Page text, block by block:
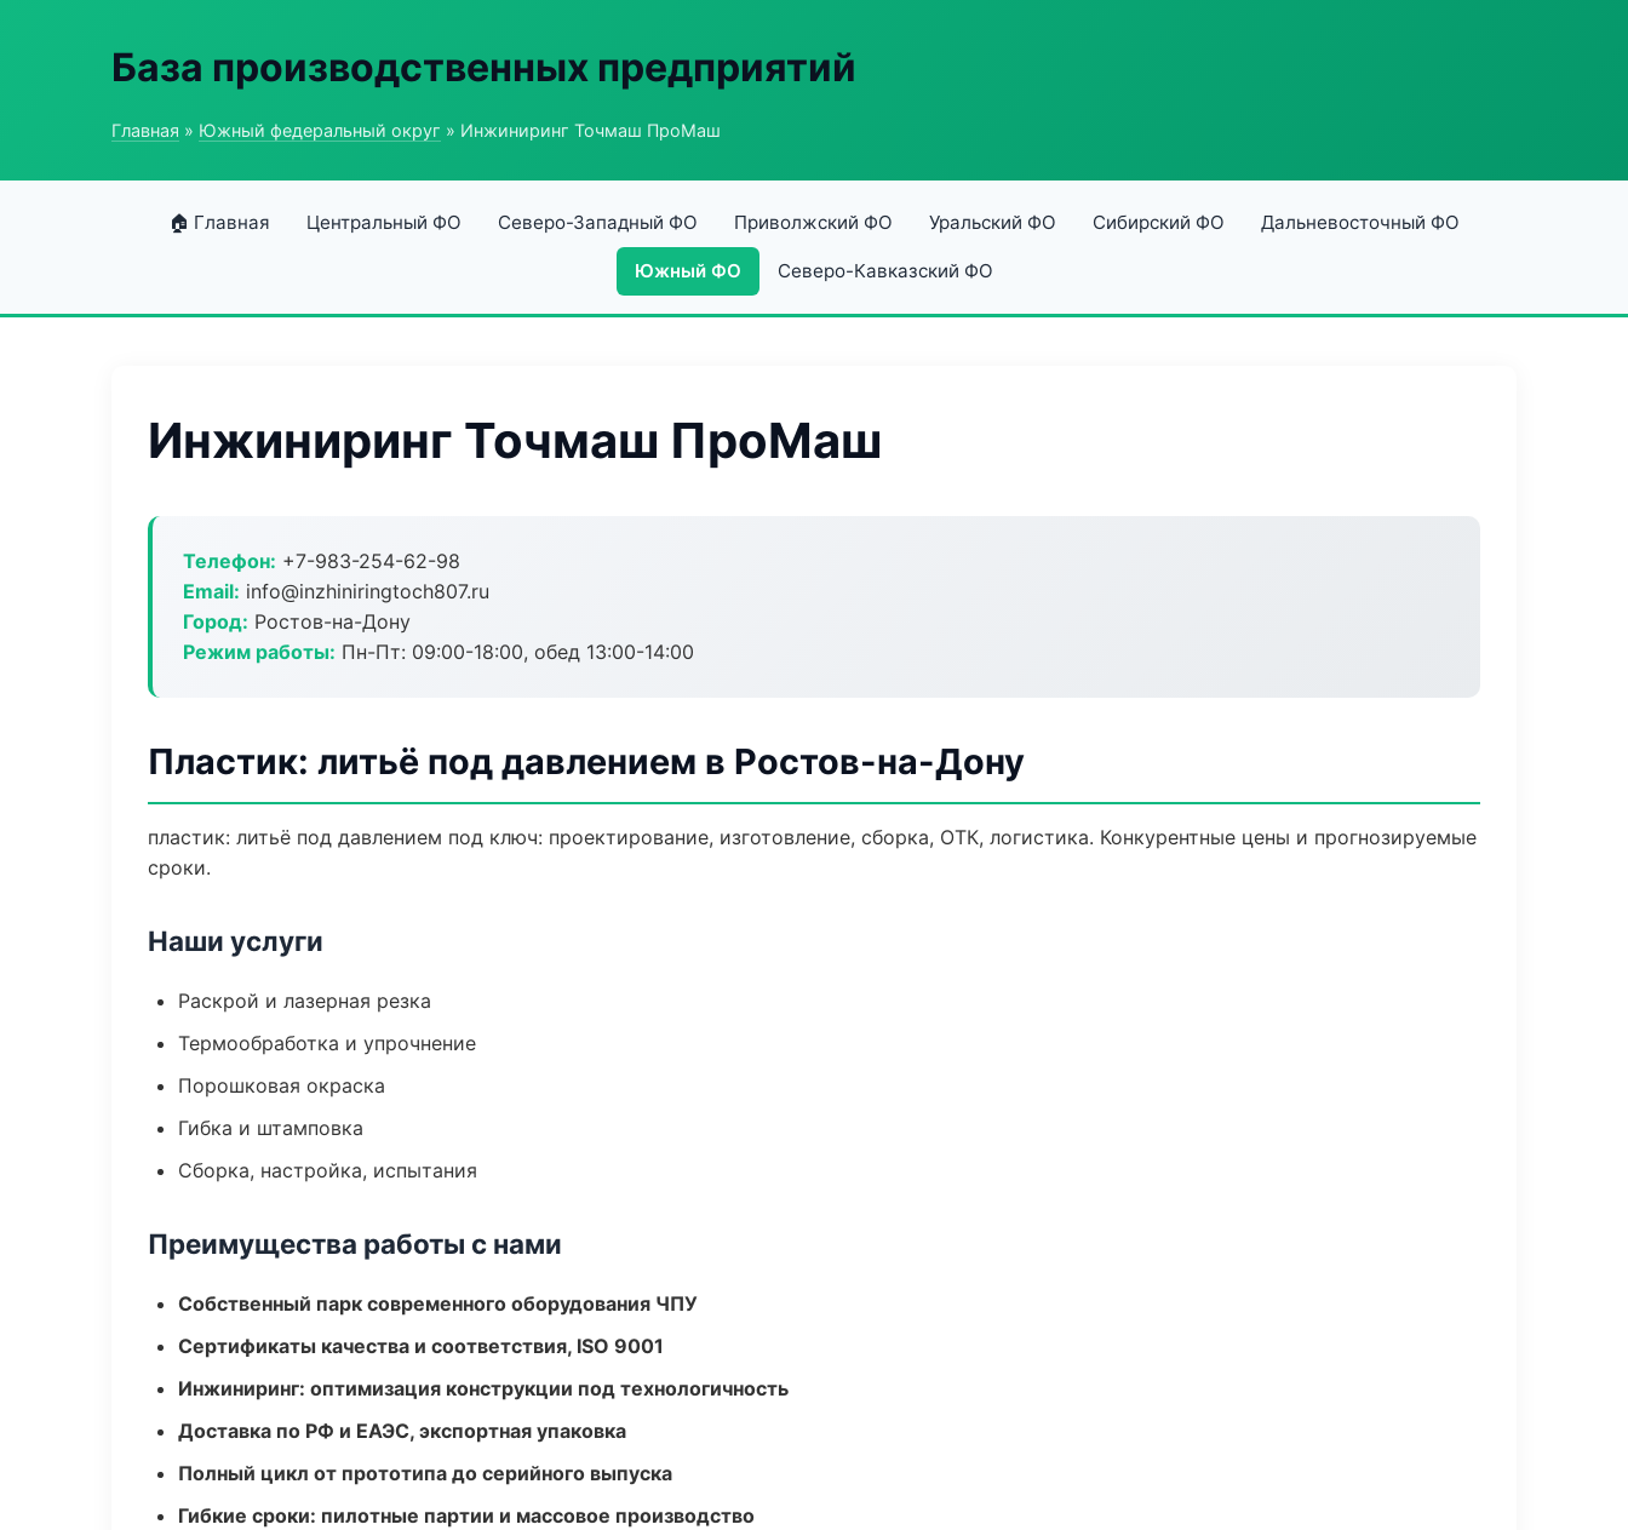
База производственных предприятий
Главная » Южный федеральный округ » Инжиниринг Точмаш ПроМаш
🏠 Главная Центральный ФО Северо-Западный ФО Приволжский ФО Уральский ФО Сибирский ФО Дальневосточный ФО
Южный ФО Северо-Кавказский ФО
Инжиниринг Точмаш ПроМаш
Телефон: +7-983-254-62-98
Email: info@inzhiniringtoch807.ru
Город: Ростов-на-Дону
Режим работы: Пн-Пт: 09:00-18:00, обед 13:00-14:00
Пластик: литьё под давлением в Ростов-на-Дону
пластик: литьё под давлением под ключ: проектирование, изготовление, сборка, ОТК, логистика. Конкурентные цены и прогнозируемые
сроки.
Наши услуги
Раскрой и лазерная резка
Термообработка и упрочнение
Порошковая окраска
Гибка и штамповка
Сборка, настройка, испытания
Преимущества работы с нами
Собственный парк современного оборудования ЧПУ
Сертификаты качества и соответствия, ISO 9001
Инжиниринг: оптимизация конструкции под технологичность
Доставка по РФ и ЕАЭС, экспортная упаковка
Полный цикл от прототипа до серийного выпуска
Гибкие сроки: пилотные партии и массовое производство